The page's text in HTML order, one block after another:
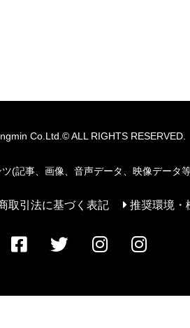
Co.Ltd.© ALL RIGHTS RESERVED.
(記事、画像、音声データ、映像データ
取引法に基づく表記 推奨環境・